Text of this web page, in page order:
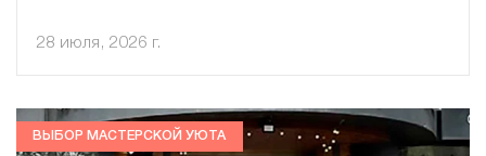
28 июля, 2026 г.
ВЫБОР МАСТЕРСКОЙ УЮТА